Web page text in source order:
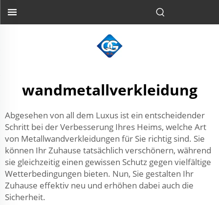
wandmetallverkleidung
Abgesehen von all dem Luxus ist ein entscheidender
Schritt bei der Verbesserung Ihres Heims, welche Art
von Metallwandverkleidungen für Sie richtig sind. Sie
können Ihr Zuhause tatsächlich verschönern, während
sie gleichzeitig einen gewissen Schutz gegen vielfältige
Wetterbedingungen bieten. Nun, Sie gestalten Ihr
Zuhause effektiv neu und erhöhen dabei auch die
Sicherheit.